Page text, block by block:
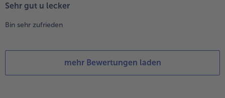
Sehr gut u lecker
Bin sehr zufrieden
mehr Bewertungen laden